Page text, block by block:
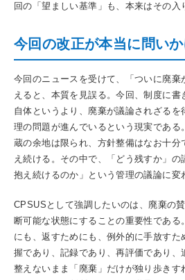
回の「望ましい基準」も、本来はその入
今回の改正が本当に問い
今回のニュースを受けて、「ついに廃棄
えると、本質を見誤る。今回、制度に
自体というより、廃棄が議論されざるを
理の問題が進んでいるという現実である
蔵の余地は限られ、方針整備はなお十分
え続ける。その中で、「どう残すか」
抱え続けるのか」という管理の議論に変
CPSUSとして強調したいのは、廃棄の
断可能な状態にすることの重要性である
にも、返すためにも、例外的に手放すた
握であり、記録であり、再評価であり、
整えないまま「廃棄」だけが独り歩きす